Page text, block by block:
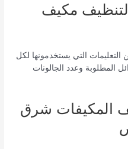
مكيف
التي يستخدمونها لكل
المطلوبة وعدد الجالونات
المكيفات شرق